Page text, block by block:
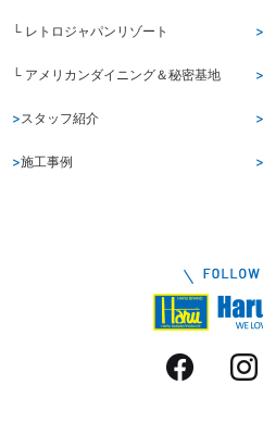
└ レトロジャパンリゾート
└ アメリカンダイニング＆秘密基地
スタッフ紹介
施工事例